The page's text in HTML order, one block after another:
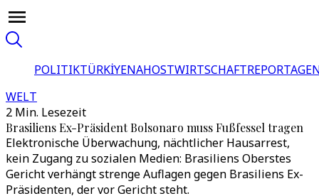
POLITIKTÜRKİYENAHOSTWIRTSCHAFT
WELT
2 Min. Lesezeit
Brasiliens Ex-Präsident Bolsonaro muss Fußfessel tragen
Elektronische Überwachung, nächtlicher Hausarrest,
kein Zugang zu sozialen Medien: Brasiliens Oberstes
Gericht verhängt strenge Auflagen gegen Brasiliens Ex-
Präsidenten, der vor Gericht steht.